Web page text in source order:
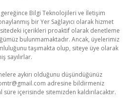
gereğince Bilgi Teknolojileri ve İletişim
bir Yer Sağlayıcı olarak hizmet
içerikleri proaktif olarak denetleme
bulunmamaktadır. Ancak, üyelerimiz
taşımakta olup, siteye üye olarak
sayılırlar.
aykırı olduğunu düşündüğünüz
adresine bildirmeniz
içerisinde sitemizden kaldırılacaktır.